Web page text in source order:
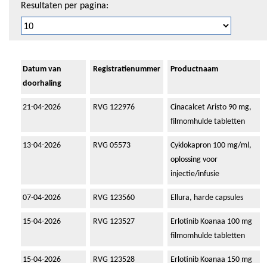
Resultaten per pagina:
Datum van
doorhaling
Registratienummer Productnaam
21-04-2026 RVG 122976
Cinacalcet Aristo 90 mg,
filmomhulde tabletten
13-04-2026 RVG 05573
Cyklokapron 100 mg/ml,
oplossing voor
injectie/infusie
07-04-2026 RVG 123560 Ellura, harde capsules
15-04-2026 RVG 123527
Erlotinib Koanaa 100 mg
filmomhulde tabletten
15-04-2026 RVG 123528
Erlotinib Koanaa 150 mg